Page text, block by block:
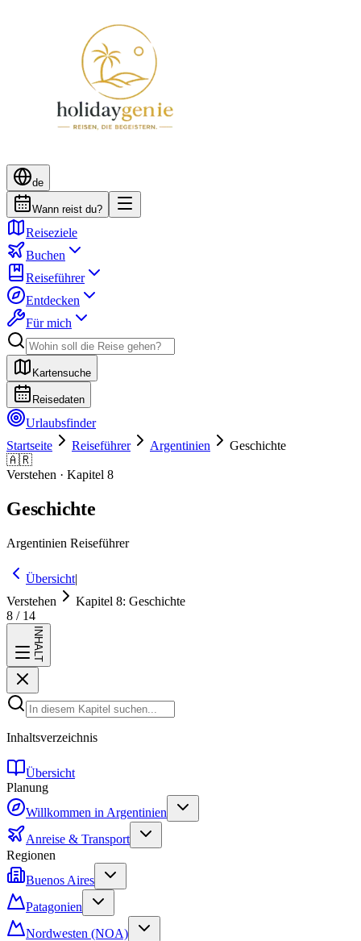
de
Wann reist du?
Reiseziele
Buchen
Reiseführer
Entdecken
Für mich
Kartensuche
Reisedaten
Urlaubsfinder
Startseite
Reiseführer Argentinien
Geschichte
🇦🇷
Verstehen · Kapitel 8
Geschichte
Argentinien Reiseführer
Übersicht|
Verstehen
Kapitel 8: Geschichte
8 / 14
INHALT
Inhaltsverzeichnis
Übersicht
Planung
Willkommen in Argentinien
Anreise & Transport
Regionen
Buenos Aires
Patagonien
Nordwesten (NOA)